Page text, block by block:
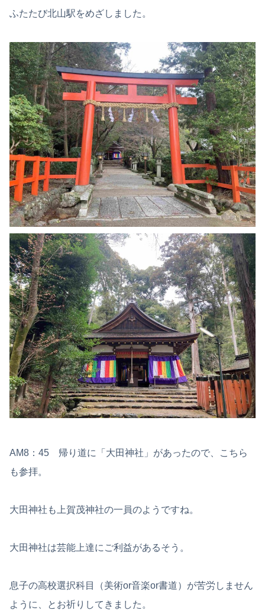
ふたたび北山駅をめざしました。
AM8：45 帰り道に「大田神社」があったので、こちら
も参拝。
大田神社も上賀茂神社の一員のようですね。
大田神社は芸能上達にご利益があるそう。
息子の高校選択科目（美術or音楽or書道）が苦労しません
ように、とお祈りしてきました。